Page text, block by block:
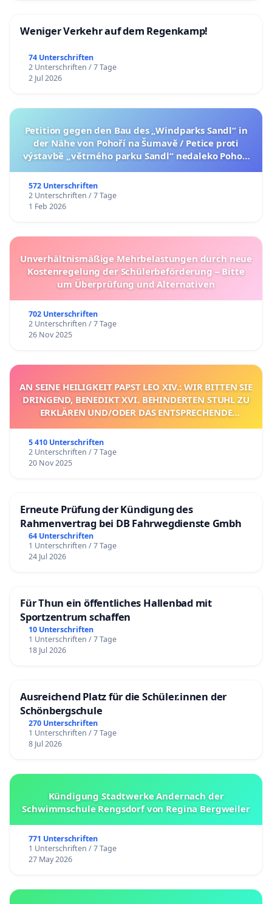
Weniger Verkehr auf dem Regenkamp!
74 Unterschriften
2 Unterschriften / 7 Tage
2 Jul 2026
Petition gegen den Bau des „Windparks Sandl“ in
der Nähe von Pohoří na Šumavě / Petice proti
výstavbě „větrného parku Sandl“ nedaleko Pohoří
572 Unterschriften
2 Unterschriften / 7 Tage
1 Feb 2026
Unverhältnismäßige Mehrbelastungen durch neue
Kostenregelung der Schülerbeförderung – Bitte
um Überprüfung und Alternativen
702 Unterschriften
2 Unterschriften / 7 Tage
26 Nov 2025
AN SEINE HEILIGKEIT PAPST LEO XIV.: WIR BITTEN SIE
DRINGEND, BENEDIKT XVI. BEHINDERTEN STUHL ZU
ERKLÄREN UND/ODER DAS ENTSPRECHENDE
5 410 Unterschriften
2 Unterschriften / 7 Tage
20 Nov 2025
Erneute Prüfung der Kündigung des
Rahmenvertrag bei DB Fahrwegdienste Gmbh
64 Unterschriften
1 Unterschriften / 7 Tage
24 Jul 2026
Für Thun ein öffentliches Hallenbad mit
Sportzentrum schaffen
10 Unterschriften
1 Unterschriften / 7 Tage
18 Jul 2026
Ausreichend Platz für die Schüler.innen der
Schönbergschule
270 Unterschriften
1 Unterschriften / 7 Tage
8 Jul 2026
Kündigung Stadtwerke Andernach der
Schwimmschule Rengsdorf von Regina Bergweiler
771 Unterschriften
1 Unterschriften / 7 Tage
27 May 2026